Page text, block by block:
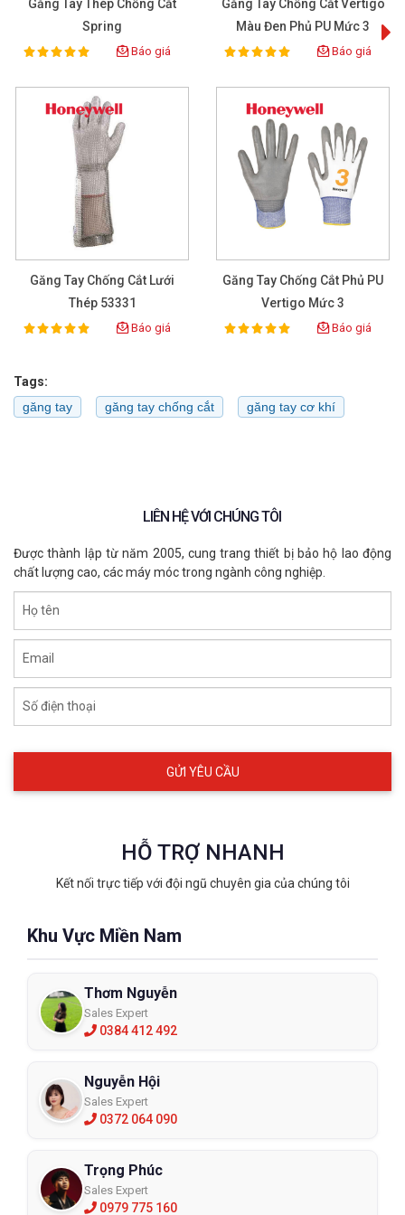
Găng Tay Thép Chống Cắt
Spring
Rating:
100% Báo giá
Găng Tay Chống Cắt Vertigo
Màu Đen Phủ PU Mức 3
Rating:
100% Báo giá
Găng Tay Chống Cắt Lưới
Thép 53331
Rating:
100% Báo giá
Găng Tay Chống Cắt Phủ PU
Vertigo Mức 3
Rating:
100% Báo giá
Tags:
găng tay
găng tay chống cắt găng tay cơ khí
LIÊN HỆ VỚI CHÚNG TÔI
Được thành lập từ năm 2005, cung trang thiết bị bảo hộ lao động
chất lượng cao, các máy móc trong ngành công nghiệp.
Họ tên
Email
Số điện thoại
HỖ TRỢ NHANH
Kết nối trực tiếp với đội ngũ chuyên gia của chúng tôi
Khu Vực Miền Nam
Thơm Nguyễn
Sales Expert
0384 412 492
Nguyễn Hội
Sales Expert
0372 064 090
Trọng Phúc
Sales Expert
0979 775 160